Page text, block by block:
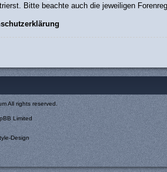
Bitte beachte auch die jeweiligen
All rights reserved.
Limited
Design